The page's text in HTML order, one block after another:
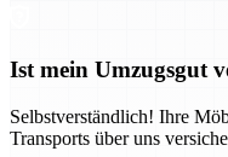
Ist mein Umzugsgut
Selbstverständlich! Ihre
Transports über uns